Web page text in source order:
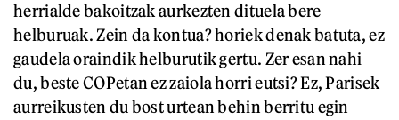
herrialde bakoitzak aurkezten dituela bere
helburuak. Zein da kontua? horiek denak batuta, ez
gaudela oraindik helburutik gertu. Zer esan nahi
du, beste COPetan ez zaiola horri eutsi? Ez, Parisek
aurreikusten du bost urtean behin berritu egin